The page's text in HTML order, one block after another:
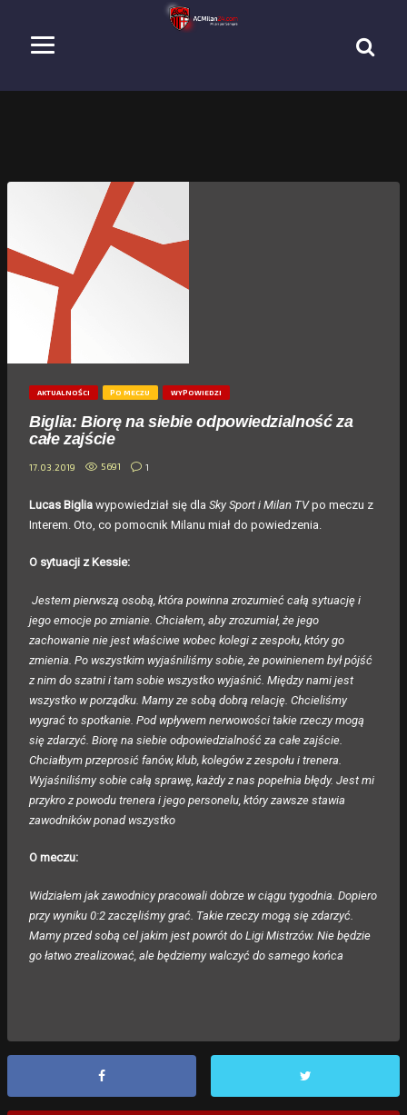
AKTUALNOŚCI PO MECZU WYPOWIEDZI
Biglia: Biorę na siebie odpowiedzialność za
całe zajście
17.03.2019 5691 1
Lucas Biglia wypowiedział się dla Sky Sport i Milan TVpo meczu z
Interem. Oto, co pomocnik Milanu miał do powiedzenia.
O sytuacji z Kessie:
Jestem pierwszą osobą, która powinna zrozumieć całą sytuację i
jego emocje po zmianie. Chciałem, aby zrozumiał, że jego
zachowanie nie jest właściwe wobec kolegi z zespołu, który go
zmienia. Po wszystkim wyjaśniliśmy sobie, że powinienem był pójść
z nim do szatni i tam sobie wszystko wyjaśnić. Między nami jest
wszystko w porządku. Mamy ze sobą dobrą relację. Chcieliśmy
wygrać to spotkanie. Pod wpływem nerwowości takie rzeczy mogą
się zdarzyć. Biorę na siebie odpowiedzialność za całe zajście.
Chciałbym przeprosić fanów, klub, kolegów z zespołu i trenera.
Wyjaśniliśmy sobie całą sprawę, każdy z nas popełnia błędy. Jest mi
przykro z powodu trenera i jego personelu, który zawsze stawia
zawodników ponad wszystko
O meczu:
Widziałem jak zawodnicy pracowali dobrze w ciągu tygodnia. Dopiero
przy wyniku 0:2 zaczęliśmy grać. Takie rzeczy mogą się zdarzyć.
Mamy przed sobą cel jakim jest powrót do Ligi Mistrzów. Nie będzie
go łatwo zrealizować, ale będziemy walczyć do samego końca